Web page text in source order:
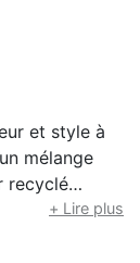
et style à
mélange
recyclé
un
x 150 cm,
+ Lire plus